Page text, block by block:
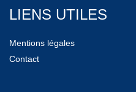
LIENS UTILES
Mentions légales
Contact